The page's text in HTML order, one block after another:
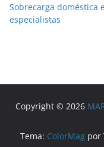
Sobrecarga doméstica
especialistas
Copyright © 2026
Tema: ColorMag por